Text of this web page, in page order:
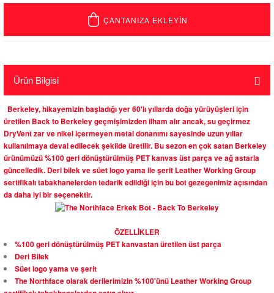
ÇANTANIZA EKLEYİN
Ürün Bilgisi
Berkeley, hikayemizin başladığı yer 60'lı yıllarda doğa yürüyüşleri için
üretilen Back to Berkeley geçmişimizden ilham alır ancak, su geçirmez
DryVent zar ve nikel içermeyen metal donanımı sayesinde uzun yıllar
kullanılmaya deval edilecek şekilde üretilir. Bu sezon en çok satan Berkeley
ürünümüzü %100 geri dönüştürülmüş PET kanvas üst parça ve ağ astarla
güncelledik. Deri bilek ve süet logo yama ile şerit Leather Working Group
sertifikalı tabakhanelerden tedarik edildiği için bu bot gezegenimiz açısından
da daha iyi bir seçenektir.
ÖZELLİKLER
%100 geri dönüştürülmüş PET kanvastan üretilen üst parça
Deri Bilek
Süet logo yama ve şerit
The Northface olarak derilerimizin %100'ünü Leather Working Group